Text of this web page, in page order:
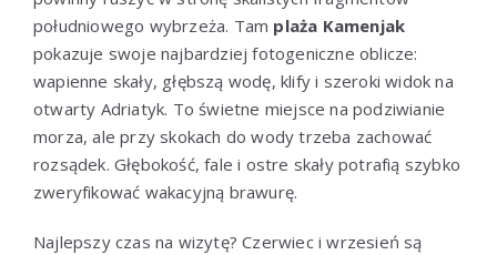
południowego wybrzeża. Tam plaża Kamenjak
pokazuje swoje najbardziej fotogeniczne oblicze:
wapienne skały, głębszą wodę, klify i szeroki widok na
otwarty Adriatyk. To świetne miejsce na podziwianie
morza, ale przy skokach do wody trzeba zachować
rozsądek. Głębokość, fale i ostre skały potrafią szybko
zweryfikować wakacyjną brawurę.
Najlepszy czas na wizytę? Czerwiec i wrzesień są